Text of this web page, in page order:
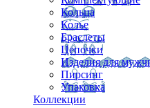
Кольца
Колье
Браслеты
Цепочки
Изделия для
Пирсинг
Упаковка
Коллекции